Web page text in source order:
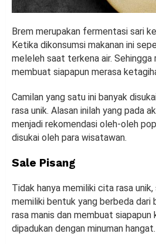
Brem merupakan fermentasi sari
Ketika dikonsumsi makanan ini
meleleh saat terkena air. Sehingga
membuat siapapun merasa
Camilan yang satu ini banyak
rasa unik. Alasan inilah yang pada
menjadi rekomendasi oleh-oleh
disukai oleh para wisatawan.
Sale Pisang
Tidak hanya memiliki cita rasa
memiliki bentuk yang berbeda dari
rasa manis dan membuat siapapun
dipadukan dengan minuman hangat.